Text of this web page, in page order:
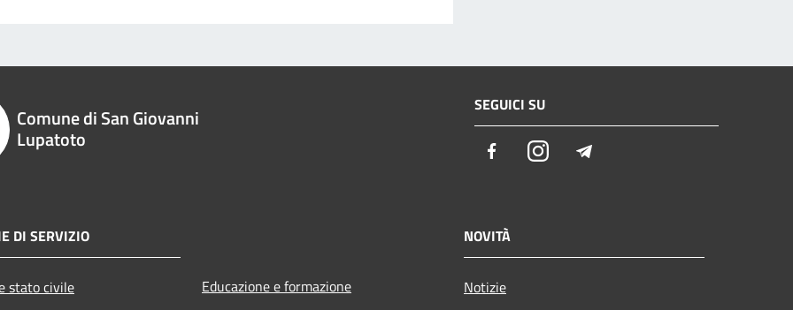
Comune di San Giovanni
Lupatoto
SEGUICI SU
FacebookInstagram
DI SERVIZIO
stato civile
Educazione e formazione
NOVITÀ
Notizie